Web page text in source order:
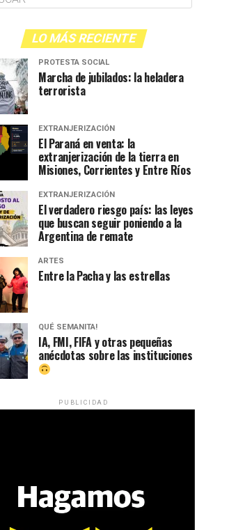
LO MÁS RECIENTE
PROTESTA SOCIAL
Marcha de jubilados: la heladera
terrorista
EXTRANJERIZACIÓN
El Paraná en venta: la
extranjerización de la tierra en
Misiones, Corrientes y Entre Ríos
EXTRANJERIZACIÓN
El verdadero riesgo país: las leyes
que buscan seguir poniendo a la
Argentina de remate
ARTES
Entre la Pacha y las estrellas
QUÉ SEMANITA!
IA, FMI, FIFA y otras pequeñas
anécdotas sobre las instituciones
PUBLICIDAD